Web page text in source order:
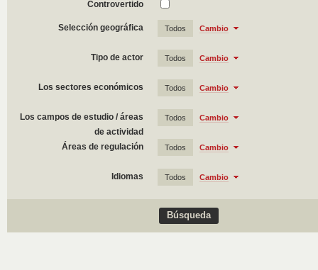
Controvertido
Selección geográfica Todos Cambio
Tipo de actor Todos Cambio
Los sectores económicos Todos Cambio
Los campos de estudio / áreas
de actividad
Todos Cambio
Áreas de regulación Todos Cambio
Idiomas Todos Cambio